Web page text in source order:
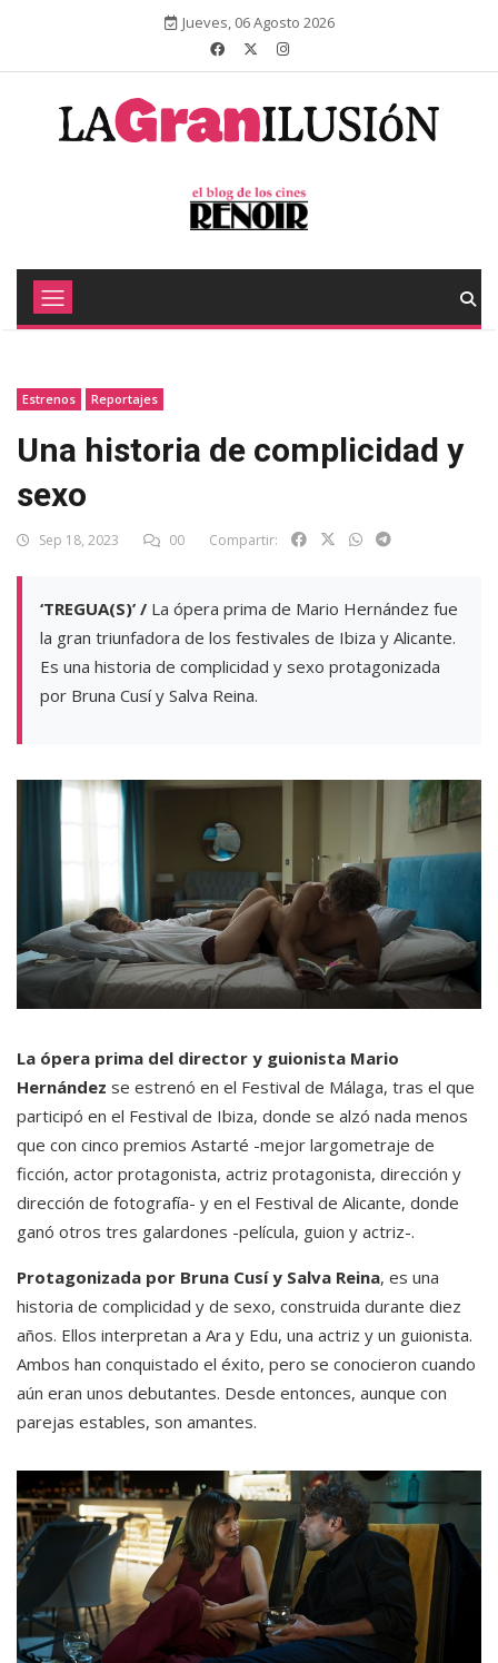
Jueves, 06 Agosto 2026
Estrenos Reportajes
Una historia de complicidad y
sexo
Sep 18, 2023 00 Compartir:
‘TREGUA(S)’ / La ópera prima de Mario Hernández fue
la gran triunfadora de los festivales de Ibiza y Alicante.
Es una historia de complicidad y sexo protagonizada
por Bruna Cusí y Salva Reina.
La ópera prima del director y guionista Mario
Hernández se estrenó en el Festival de Málaga, tras el que
participó en el Festival de Ibiza, donde se alzó nada menos
que con cinco premios Astarté -mejor largometraje de
ficción, actor protagonista, actriz protagonista, dirección y
dirección de fotografía- y en el Festival de Alicante, donde
ganó otros tres galardones -película, guion y actriz-.
Protagonizada por Bruna Cusí y Salva Reina, es una
historia de complicidad y de sexo, construida durante diez
años. Ellos interpretan a Ara y Edu, una actriz y un guionista.
Ambos han conquistado el éxito, pero se conocieron cuando
aún eran unos debutantes. Desde entonces, aunque con
parejas estables, son amantes.